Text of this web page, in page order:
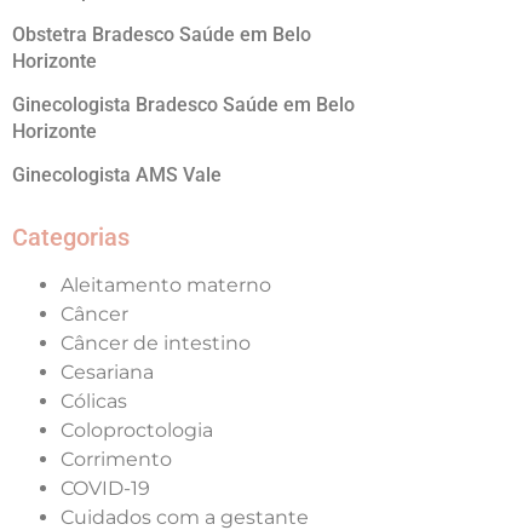
Obstetra Bradesco Saúde em Belo
Horizonte
Ginecologista Bradesco Saúde em Belo
Horizonte
Ginecologista AMS Vale
Categorias
Aleitamento materno
Câncer
Câncer de intestino
Cesariana
Cólicas
Coloproctologia
Corrimento
COVID-19
Cuidados com a gestante